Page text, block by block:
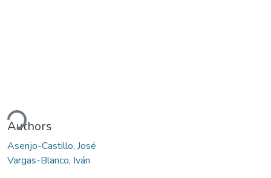
Authors
Asenjo-Castillo, José
Vargas-Blanco, Iván